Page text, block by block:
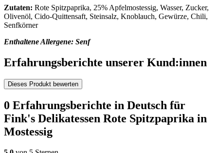
Zutaten: Rote Spitzpaprika, 25% Apfelmostessig, Wasser, Zucker,
Olivenöl, Cido-Quittensaft, Steinsalz, Knoblauch, Gewürze, Chili,
Senfkörner
Enthaltene Allergene: Senf
Erfahrungsberichte unserer Kund:innen
Dieses Produkt bewerten
0 Erfahrungsberichte in Deutsch für
Fink's Delikatessen Rote Spitzpaprika in
Mostessig